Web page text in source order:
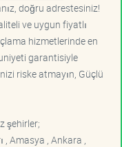
doğru adrestesiniz!
ve uygun fiyatlı
hizmetlerinde en
garantisiyle
riske atmayın, Güçlü
şehirler;
Amasya , Ankara ,